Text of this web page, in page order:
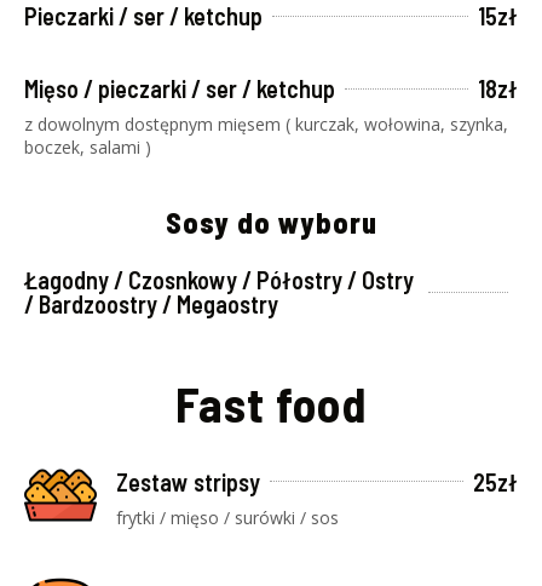
Pieczarki / ser / ketchup 15zł
Mięso / pieczarki / ser / ketchup 18zł
z dowolnym dostępnym mięsem ( kurczak, wołowina, szynka,
boczek, salami )
Sosy do wyboru
Łagodny / Czosnkowy / Półostry / Ostry
/ Bardzoostry / Megaostry
Fast food
Zestaw stripsy 25zł
frytki / mięso / surówki / sos